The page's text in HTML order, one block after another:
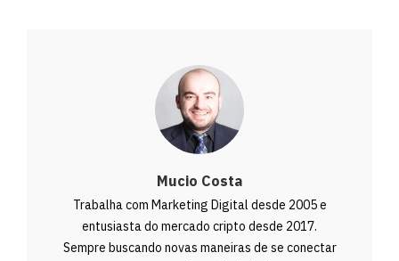
Mucio Costa
Trabalha com Marketing Digital desde 2005 e
entusiasta do mercado cripto desde 2017.
Sempre buscando novas maneiras de se conectar